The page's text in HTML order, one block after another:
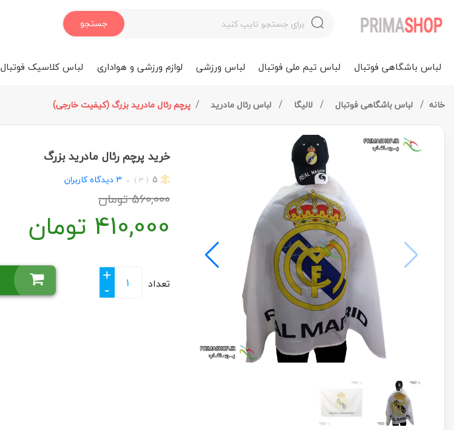
جستجو
لباس باشگاهی فوتبال لباس تیم ملی فوتبال لباس ورزشی لوازم ورزشی و هواداری لباس کلاسیک فوتبال
خانه لباس باشگاهی فوتبال لالیگا لباس رئال مادرید پرچم رئال مادرید بزرگ (کیفیت خارجی)
خرید پرچم رئال مادرید بزرگ
5
( 3 )
3 دیدگاه کاربران
560,000تومان
410,000 تومان
تعداد
+
-